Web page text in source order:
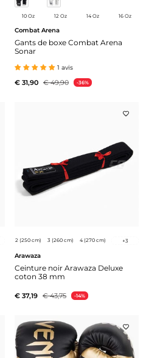
10 Oz 12 Oz 14 Oz 16 Oz
Combat Arena
Gants de boxe Combat Arena
Sonar
1 avis
€ 31,90 € 49,90 -36%
2 (250 cm) 3 (260 cm) 4 (270 cm) +3
Arawaza
Ceinture noir Arawaza Deluxe
coton 38 mm
€ 37,19 € 43,75 -14%